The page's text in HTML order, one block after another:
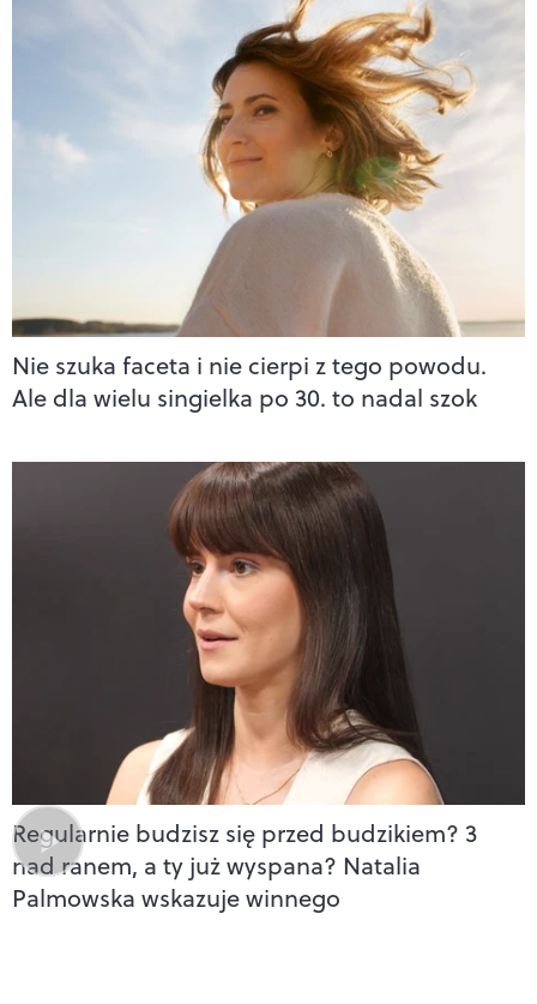
Nie szuka faceta i nie cierpi z tego powodu.
Ale dla wielu singielka po 30. to nadal szok
Regularnie budzisz się przed budzikiem? 3
nad ranem, a ty już wyspana? Natalia
Palmowska wskazuje winnego